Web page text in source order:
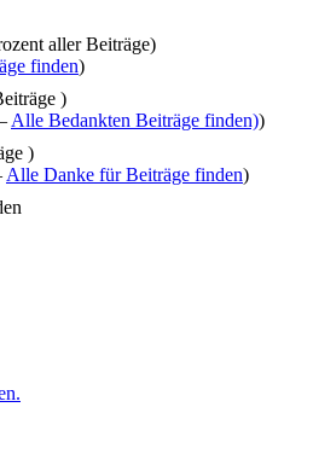
aller Beiträge)
finden)
)
Alle Bedankten Beiträge finden))
)
Alle Danke für Beiträge finden)